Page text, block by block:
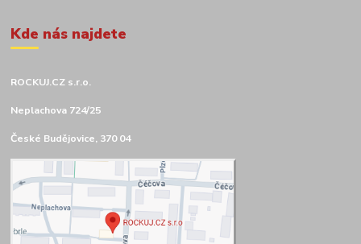
Kde nás najdete
ROCKUJ.CZ s.r.o.
Neplachova 724/25
České Budějovice, 370 04